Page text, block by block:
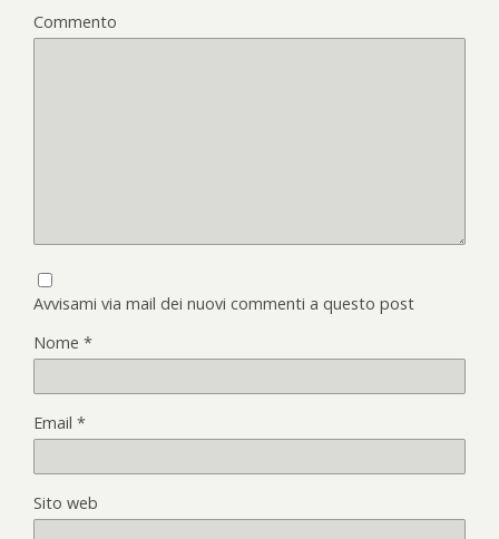
Commento
Avvisami via mail dei nuovi commenti a questo post
Nome *
Email *
Sito web